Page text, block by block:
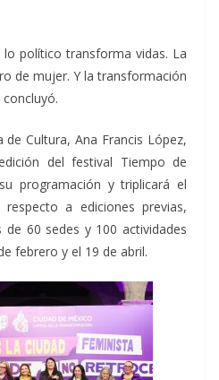
político transforma vidas. La
de mujer. Y la transformación
Cultura, Ana Francis López,
del festival Tiempo de
programación y triplicará el
a ediciones previas,
60 sedes y 100 actividades
febrero y el 19 de abril.